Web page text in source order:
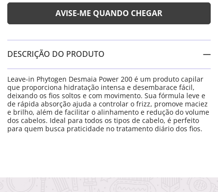
DESCRIÇÃO DO PRODUTO
Leave-in Phytogen Desmaia Power 200 é um produto capilar
que proporciona hidratação intensa e desembarace fácil,
deixando os fios soltos e com movimento. Sua fórmula leve e
de rápida absorção ajuda a controlar o frizz, promove maciez
e brilho, além de facilitar o alinhamento e redução do volume
dos cabelos. Ideal para todos os tipos de cabelo, é perfeito
para quem busca praticidade no tratamento diário dos fios.